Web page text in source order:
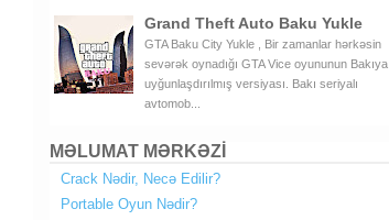
Grand Theft Auto Baku Yukle
GTA Baku City Yukle , Bir zamanlar hərkəsin
sevərək oynadığı GTA Vice oyununun Bakıya
uyğunlaşdırılmış versiyası. Bakı seriyalı
avtomob...
MƏLUMAT MƏRKƏZİ
Crack Nədir, Necə Edilir?
Portable Oyun Nədir?